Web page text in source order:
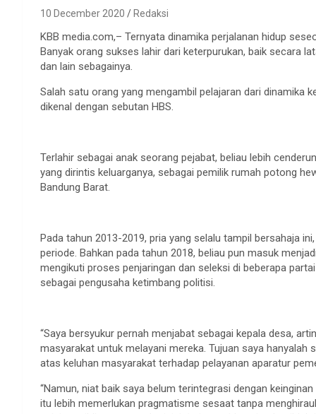
10 December 2020 Redaksi
KBB media.com,– Ternyata dinamika perjalanan hidup
Banyak orang sukses lahir dari keterpurukan, baik secara
dan lain sebagainya.
Salah satu orang yang mengambil pelajaran dari dinamika
dikenal dengan sebutan HBS.
Terlahir sebagai anak seorang pejabat, beliau lebih
yang dirintis keluarganya, sebagai pemilik rumah potong
Bandung Barat.
Pada tahun 2013-2019, pria yang selalu tampil bersahaja
periode. Bahkan pada tahun 2018, beliau pun masuk
mengikuti proses penjaringan dan seleksi di beberapa
sebagai pengusaha ketimbang politisi.
“Saya bersyukur pernah menjabat sebagai kepala desa,
masyarakat untuk melayani mereka. Tujuan saya
atas keluhan masyarakat terhadap pelayanan aparatur
“Namun, niat baik saya belum terintegrasi dengan
itu lebih memerlukan pragmatisme sesaat tanpa